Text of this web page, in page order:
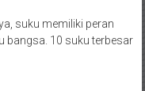
suku memiliki peran
bangsa. 10 suku terbesar